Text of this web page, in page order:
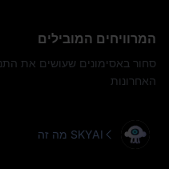
המרוויחים המובילים
האחרונות
מה זה SKYAI